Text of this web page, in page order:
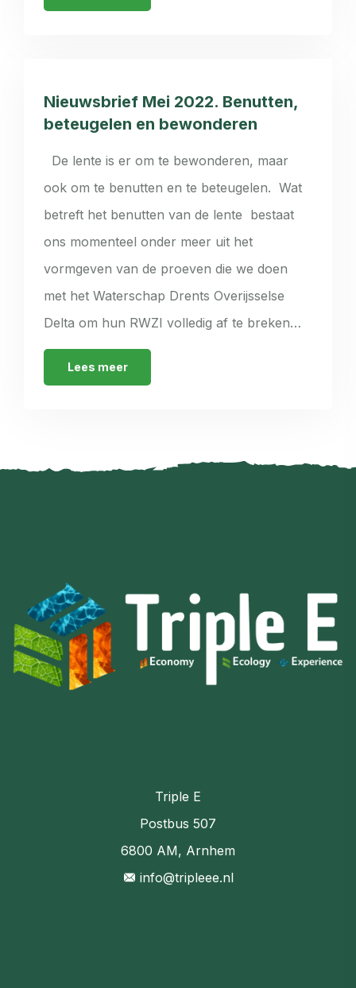
Nieuwsbrief Mei 2022. Benutten,
beteugelen en bewonderen
De lente is er om te bewonderen, maar
ook om te benutten en te beteugelen. Wat
betreft het benutten van de lente bestaat
ons momenteel onder meer uit het
vormgeven van de proeven die we doen
met het Waterschap Drents Overijsselse
Delta om hun RWZI volledig af te breken…
Lees meer
Triple E
Postbus 507
6800 AM, Arnhem
info@tripleee.nl